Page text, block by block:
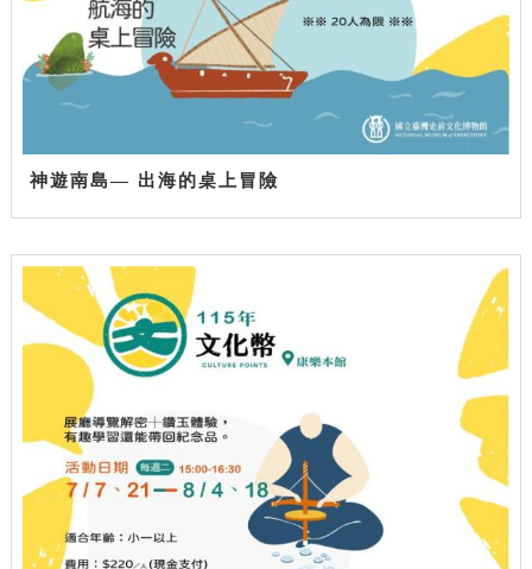
神遊南島— 出海的桌上冒險